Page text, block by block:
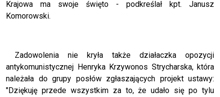
Krajowa ma swoje święto - podkreślał kpt. Janusz
Komorowski.
Zadowolenia nie kryła także działaczka opozycji
antykomunistycznej Henryka Krzywonos Strycharska, która
należała do grupy posłów zgłaszających projekt ustawy:
"Dziękuję przede wszystkim za to, że udało się po tylu